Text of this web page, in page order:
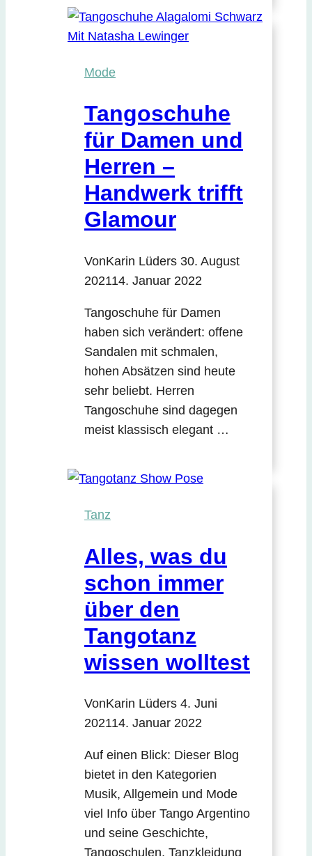
Mode
Tangoschuhe
für Damen und
Herren –
Handwerk trifft
Glamour
VonKarin Lüders 30. August
202114. Januar 2022
Tangoschuhe für Damen
haben sich verändert: offene
Sandalen mit schmalen,
hohen Absätzen sind heute
sehr beliebt. Herren
Tangoschuhe sind dagegen
meist klassisch elegant …
Tanz
Alles, was du
schon immer
über den
Tangotanz
wissen wolltest
VonKarin Lüders 4. Juni
202114. Januar 2022
Auf einen Blick: Dieser Blog
bietet in den Kategorien
Musik, Allgemein und Mode
viel Info über Tango Argentino
und seine Geschichte,
Tangoschulen, Tanzkleidung